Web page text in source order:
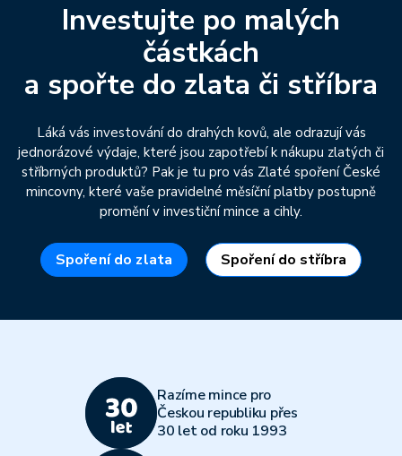
Investujte po malých
částkách
a spořte do zlata či stříbra
Láká vás investování do drahých kovů, ale odrazují vás
jednorázové výdaje, které jsou zapotřebí k nákupu zlatých či
stříbrných produktů? Pak je tu pro vás Zlaté spoření České
mincovny, které vaše pravidelné měsíční platby postupně
promění v investiční mince a cihly.
Spoření do zlata Spoření do stříbra
Razíme mince pro
Českou republiku přes
30 let od roku 1993